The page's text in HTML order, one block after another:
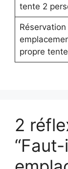
tente 2
propre tente
2